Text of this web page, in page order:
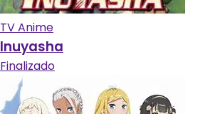
TV Anime
Inuyasha
Finalizado